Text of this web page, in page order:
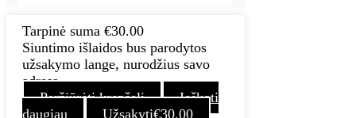
Tarpinė suma €30.00
Siuntimo išlaidos bus parodytos
užsakymo lange, nurodžius savo
adresą.
Peržiūrėti krepšelį
Ieškoti
daugiau
Užsakyti€30.00